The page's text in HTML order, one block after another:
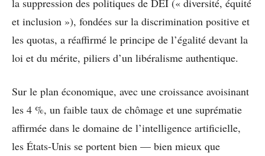
et inclusion »), fondées sur la discrimination positive et
les quotas, a réaffirmé le principe de l’égalité devant la
loi et du mérite, piliers d’un libéralisme authentique.
Sur le plan économique, avec une croissance avoisinant
les 4 %, un faible taux de chômage et une suprématie
affirmée dans le domaine de l’intelligence artificielle,
les États-Unis se portent bien — bien mieux que